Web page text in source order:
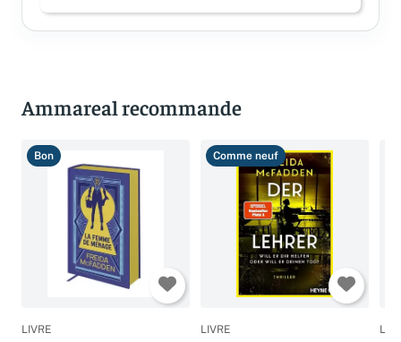
Ammareal recommande
Bon
LIVRE
Comme neuf
LIVRE